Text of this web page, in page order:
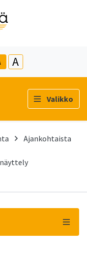
A
Valikko
Ajankohtaista